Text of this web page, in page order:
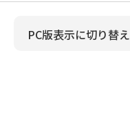
PC版表示に切り替え